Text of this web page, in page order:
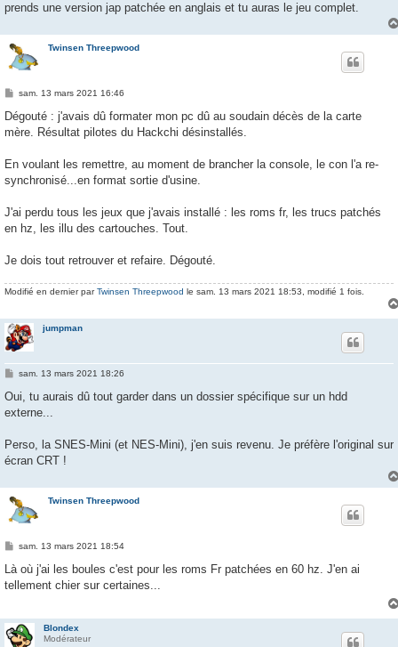
prends une version jap patchée en anglais et tu auras le jeu complet.
Twinsen Threepwood
M
s
a
sam. 13 mars 2021 16:46
Dégouté : j'avais dû formater mon pc dû au soudain décès de la carte
mère. Résultat pilotes du Hackchi désinstallés.
En voulant les remettre, au moment de brancher la console, le con l'a re-
synchronisé...en format sortie d'usine.
J'ai perdu tous les jeux que j'avais installé : les roms fr, les trucs patchés
en hz, les illu des cartouches. Tout.
Je dois tout retrouver et refaire. Dégouté.
Modifié en dernier parTwinsen Threepwood le sam. 13 mars 2021 18:53, modifié 1 fois.
jumpman
M
s
a
sam. 13 mars 2021 18:26
Oui, tu aurais dû tout garder dans un dossier spécifique sur un hdd
externe...
Perso, la SNES-Mini (et NES-Mini), j'en suis revenu. Je préfère l'original sur
écran CRT !
Twinsen Threepwood
M
s
a
sam. 13 mars 2021 18:54
Là où j'ai les boules c'est pour les roms Fr patchées en 60 hz. J'en ai
tellement chier sur certaines...
Blondex
Modérateur